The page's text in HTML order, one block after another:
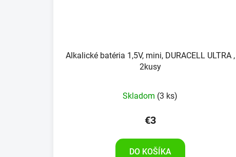
Alkalické batéria 1,5V, mini, DURACELL ULTRA ,
2kusy
Skladom (3 ks)
€3
DO KOŠÍKA